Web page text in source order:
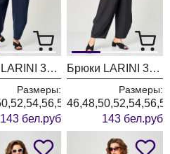
Брюки LARINI 3002 синий
Размеры:
143 бел.руб
Брюки LARINI 3002 черный
Размеры:
143 бел.руб